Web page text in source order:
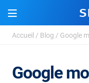
Accueil / Blog / Google
Google